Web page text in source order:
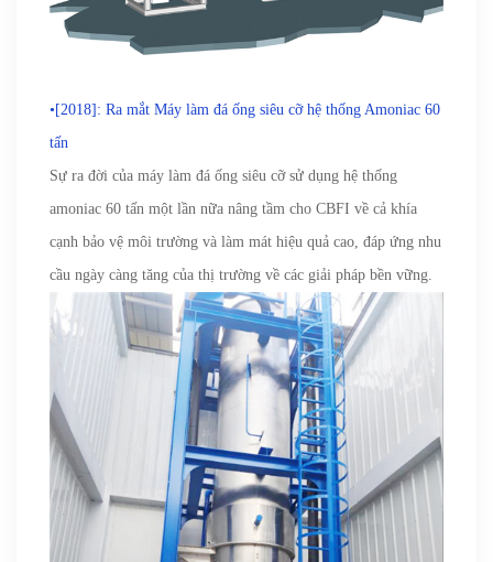
•[2018]: Ra mắt Máy làm đá ống siêu cỡ hệ thống Amoniac 60
tấn
Sự ra đời của máy làm đá ống siêu cỡ sử dụng hệ thống
amoniac 60 tấn một lần nữa nâng tầm cho CBFI về cả khía
cạnh bảo vệ môi trường và làm mát hiệu quả cao, đáp ứng nhu
cầu ngày càng tăng của thị trường về các giải pháp bền vững.